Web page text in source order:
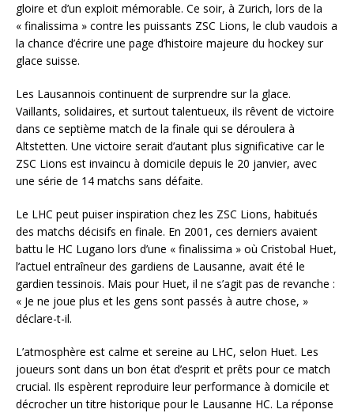
gloire et d’un exploit mémorable. Ce soir, à Zurich, lors de la
« finalissima » contre les puissants ZSC Lions, le club vaudois a
la chance d’écrire une page d’histoire majeure du hockey sur
glace suisse.
Les Lausannois continuent de surprendre sur la glace.
Vaillants, solidaires, et surtout talentueux, ils rêvent de victoire
dans ce septième match de la finale qui se déroulera à
Altstetten. Une victoire serait d’autant plus significative car le
ZSC Lions est invaincu à domicile depuis le 20 janvier, avec
une série de 14 matchs sans défaite.
Le LHC peut puiser inspiration chez les ZSC Lions, habitués
des matchs décisifs en finale. En 2001, ces derniers avaient
battu le HC Lugano lors d’une « finalissima » où Cristobal Huet,
l’actuel entraîneur des gardiens de Lausanne, avait été le
gardien tessinois. Mais pour Huet, il ne s’agit pas de revanche :
« Je ne joue plus et les gens sont passés à autre chose, »
déclare-t-il.
L’atmosphère est calme et sereine au LHC, selon Huet. Les
joueurs sont dans un bon état d’esprit et prêts pour ce match
crucial. Ils espèrent reproduire leur performance à domicile et
décrocher un titre historique pour le Lausanne HC. La réponse